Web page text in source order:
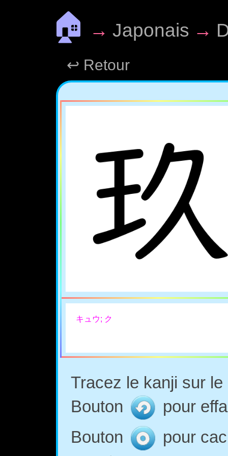
🏠 → Japonais →
↩ Retour
キュウ; ク
Tracez le kanji sur
Bouton
pour
Bouton
pour